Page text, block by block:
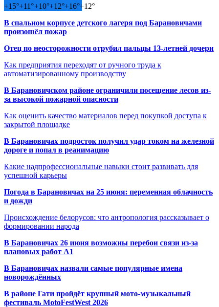
+15°+11°+10°+12°+16°+12°
В спальном корпусе детского лагеря под Барановичами
произошёл пожар
Отец по неосторожности отрубил пальцы 13-летней дочери
Как предприятия переходят от ручного труда к
автоматизированному производству
В Барановичском районе ограничили посещение лесов из-
за высокой пожарной опасности
Как оценить качество материалов перед покупкой доступа к
закрытой площадке
В Барановичах подросток получил удар током на железной
дороге и попал в реанимацию
Какие надпрофессиональные навыки стоит развивать для
успешной карьеры
Погода в Барановичах на 25 июня: переменная облачность
и дожди
Происхождение белорусов: что антропология рассказывает о
формировании народа
В Барановичах 26 июня возможны перебои связи из-за
плановых работ A1
В Барановичах назвали самые популярные имена
новорождённых
В районе Гати пройдёт крупный мото-музыкальный
фестиваль MotoFestWest 2026